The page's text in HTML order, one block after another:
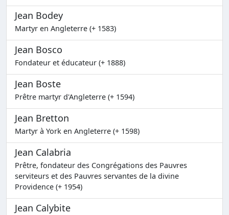
Jean Bodey
Martyr en Angleterre (+ 1583)
Jean Bosco
Fondateur et éducateur (+ 1888)
Jean Boste
Prêtre martyr d'Angleterre (+ 1594)
Jean Bretton
Martyr à York en Angleterre (+ 1598)
Jean Calabria
Prêtre, fondateur des Congrégations des Pauvres
serviteurs et des Pauvres servantes de la divine
Providence (+ 1954)
Jean Calybite